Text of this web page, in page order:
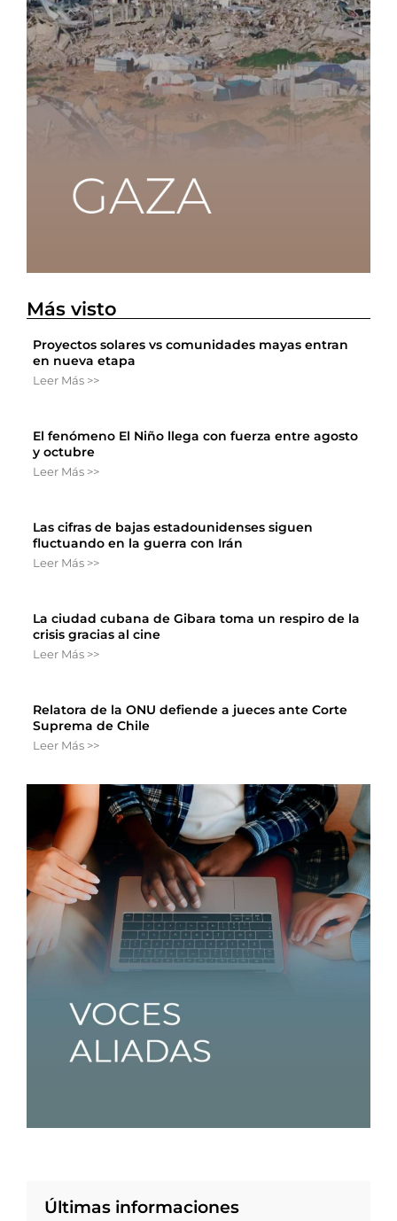
Más visto
Proyectos solares vs comunidades mayas entran
en nueva etapa
Leer Más >>
El fenómeno El Niño llega con fuerza entre agosto
y octubre
Leer Más >>
Las cifras de bajas estadounidenses siguen
fluctuando en la guerra con Irán
Leer Más >>
La ciudad cubana de Gibara toma un respiro de la
crisis gracias al cine
Leer Más >>
Relatora de la ONU defiende a jueces ante Corte
Suprema de Chile
Leer Más >>
Últimas informaciones